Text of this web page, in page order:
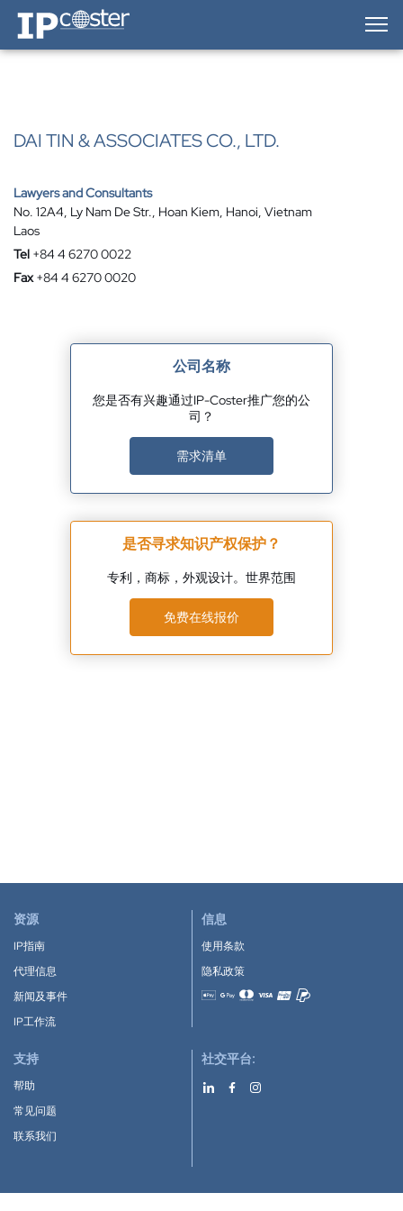
IP-Coster — Home
DAI TIN & ASSOCIATES CO., LTD.
Lawyers and Consultants
No. 12A4, Ly Nam De Str., Hoan Kiem, Hanoi, Vietnam
Laos
Tel +84 4 6270 0022
Fax +84 4 6270 0020
公司名称
您是否有兴趣通过IP-Coster推广您的公
司？
需求清单
是否寻求知识产权保护？
专利，商标，外观设计。世界范围
免费在线报价
资源
IP指南
代理信息
新闻及事件
IP工作流
信息
使用条款
隐私政策
Accepted payment methods
支持
帮助
常见问题
联系我们
社交平台: